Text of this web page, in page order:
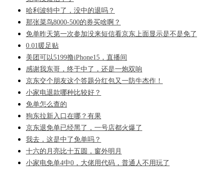
哈利波特中了，没中的退吗？
那张菜鸟8000-500的券买啥啊？
免单昨天第一次参加没来短信看京东上面显示是不是免了
0.01暖足贴
美团可以5199撸iPhone15，直播间
感谢我东哥，终于中了，还是一炮双响
京东交个朋友这个答题分红包又一防牛杰作！
小家电退款哪种比较好？
免单怎么查的
狗东拉新入口在哪？有果
京东退免单已经黑了，一号店都火爆了
我去，这是中了免单吗？
十六的月亮比十五圆，窗外明月
小家电免单4中0，大佬用代码，普通人不用玩了